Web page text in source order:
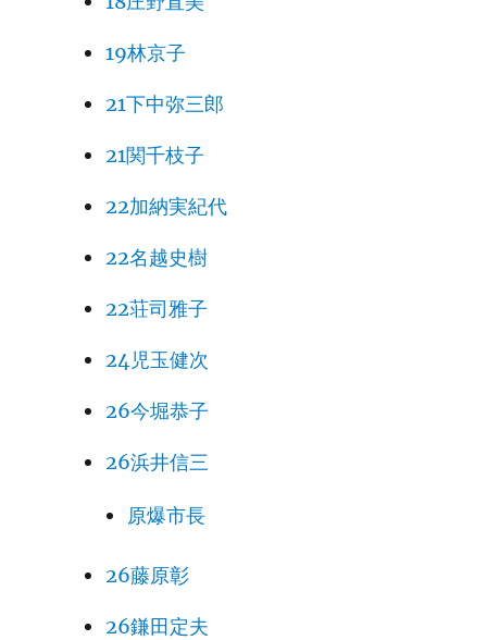
19林京子
21下中弥三郎
21関千枝子
22加納実紀代
22名越史樹
22荘司雅子
24児玉健次
26今堀恭子
26浜井信三
原爆市長
26藤原彰
26鎌田定夫